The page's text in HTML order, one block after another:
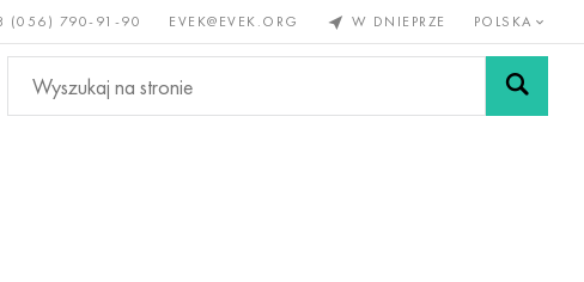
(056) 790-91-90 EVEK@EVEK.ORG W DNIEPRZE POLSKA
nieżelazne
Stali Siatki i